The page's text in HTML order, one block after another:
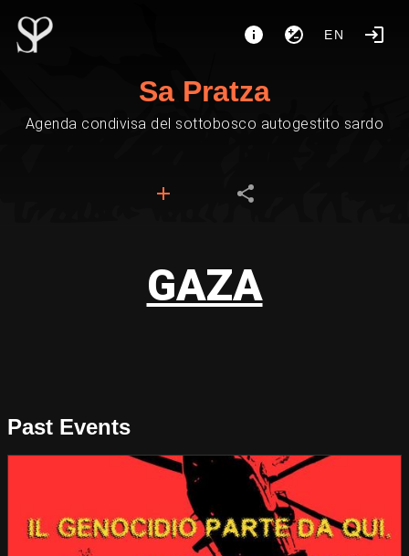
EN
Sa Pratza
Agenda condivisa del sottobosco autogestito sardo
GAZA
Past Events